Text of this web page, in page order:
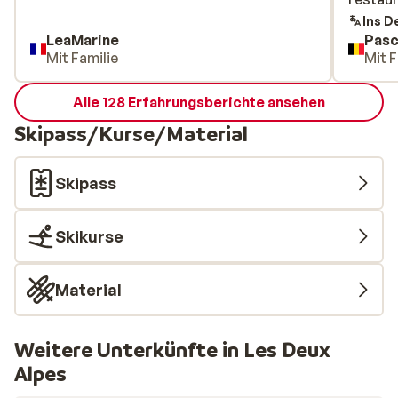
LeaMarine
Mit Familie
une
Au-
limites
inutile
Ins
Mit
Alle 128 Erfahrungsberichte ansehen
Skipass/Kurse/Material
Skipass
Skikurse
Material
Weitere Unterkünfte in Les Deux
Alpes